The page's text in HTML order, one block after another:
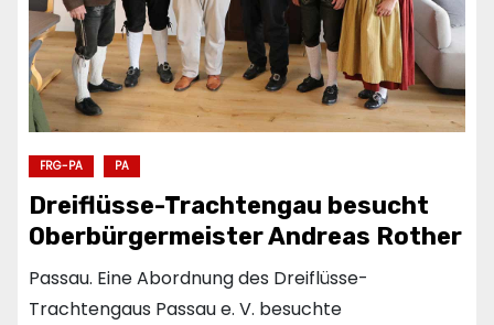
FRG-PA PA
Dreiflüsse-Trachtengau besucht
Oberbürgermeister Andreas Rother
Passau. Eine Abordnung des Dreiflüsse-
Trachtengaus Passau e. V. besuchte